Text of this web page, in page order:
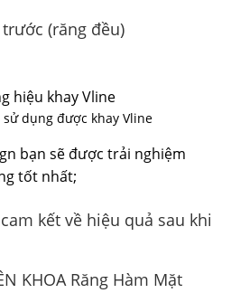
(răng đều)
dụng được khay Vline
bạn sẽ được trải nghiệm
tốt nhất;
kết về hiệu quả sau khi
KHOA Răng Hàm Mặt